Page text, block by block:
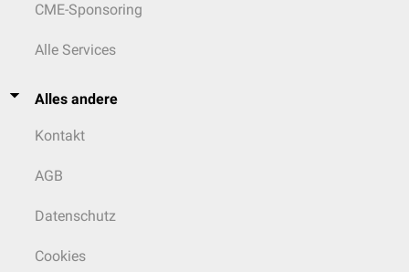
CME-Sponsoring
Alle Services
Alles andere
Kontakt
AGB
Datenschutz
Cookies